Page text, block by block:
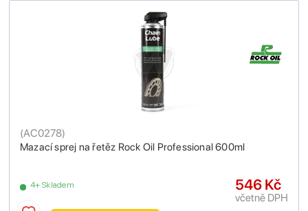
Mazací sprej na řetěz Rock Oil Professional 600ml
(AC0278)
4+ Skladem 546 Kč
včetně DPH